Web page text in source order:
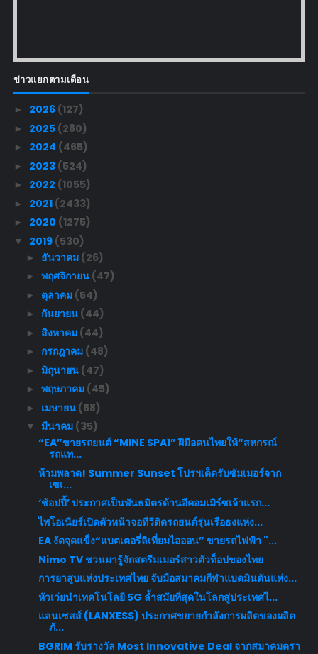
ข่าวแยกตามเดือน
► 2026 (127)
► 2025 (280)
► 2024 (465)
► 2023 (524)
► 2022 (1055)
► 2021 (2433)
► 2020 (1275)
▼ 2019 (530)
► ธันวาคม (26)
► พฤศจิกายน (47)
► ตุลาคม (54)
► กันยายน (44)
► สิงหาคม (44)
► กรกฎาคม (48)
► มิถุนายน (47)
► พฤษภาคม (45)
► เมษายน (58)
▼ มีนาคม (35)
“EA”ขายรถยนต์ “MINE SPA1” ฝีมือคนไทยให้“สหกรณ์
รถแท...
ห้ามพลาด! Summer Sunset โปรฯเด็ดรับซัมเมอร์จาก
เซเ...
‘ช้อปปี้’ ประกาศเป็นพันธมิตรด้านอีคอมเมิร์ซเจ้าแรก...
ไพโอเนียร์เปิดตัวหน้าจอทีวีติดรถยนต์รุ่นเรือธงแห่ง...
EA งัดจุดแข็ง“แบตเตอรี่ลิเที่ยมไอออน” ขายรถไฟฟ้า "...
Nimo TV ชวนมารู้จักสตรีมเมอร์สาวตัวท็อปของไทย
การยาสูบแห่งประเทศไทย จับมือสมาคมกีฬาแบดมินตันแห่ง...
หัวเว่ยนำเทคโนโลยี 5G ล้ำสมัยที่สุดในโลกสู่ประเทศไ...
แลนเซสส์ (LANXESS) ประกาศขยายกำลังการผลิตของผลิต
ภั...
BGRIM รับรางวัล Most Innovative Deal จากสมาคมตรา